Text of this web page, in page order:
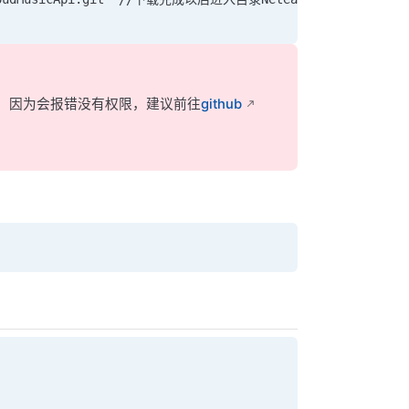
因为会报错没有权限，建议前往github